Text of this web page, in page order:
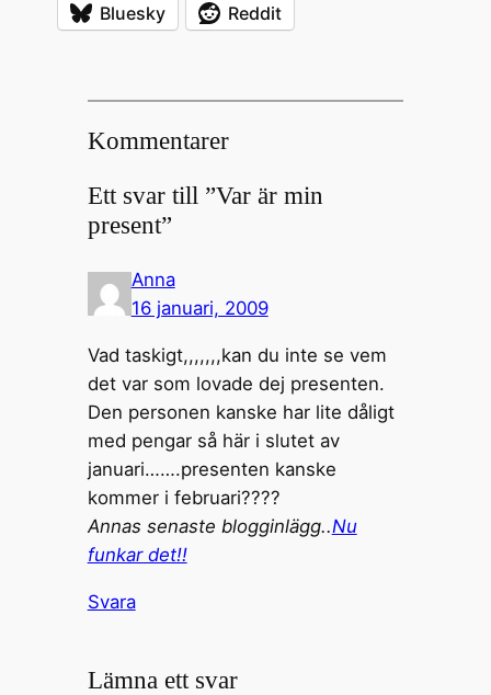
Bluesky
Reddit
Kommentarer
Ett svar till ”Var är min
present”
Anna
16 januari, 2009
Vad taskigt,,,,,,,kan du inte se vem
det var som lovade dej presenten.
Den personen kanske har lite dåligt
med pengar så här i slutet av
januari…….presenten kanske
kommer i februari????
Annas senaste blogginlägg..Nu
funkar det!!
Svara
Lämna ett svar